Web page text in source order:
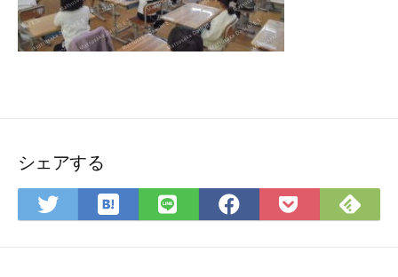
シェアする
Twitter
で
は
て
LINE
で
Facebook
で
Pocket
に
で